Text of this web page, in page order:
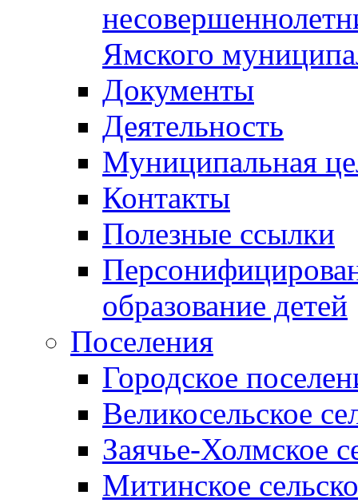
Ямского
Документы
Деятельность
Муниципальная
Контакты
Полезные ссылки
образование детей
Поселения
Городское
Великосельское
Заячье-Холмское
Митинское